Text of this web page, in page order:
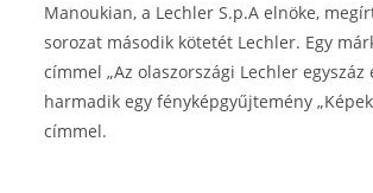
Manoukian, a Lechler S.p.A elnöke,
sorozat második kötetét Lechler. Egy
címmel „Az olaszországi Lechler egyszáz
harmadik egy fényképgyűjtemény
címmel.